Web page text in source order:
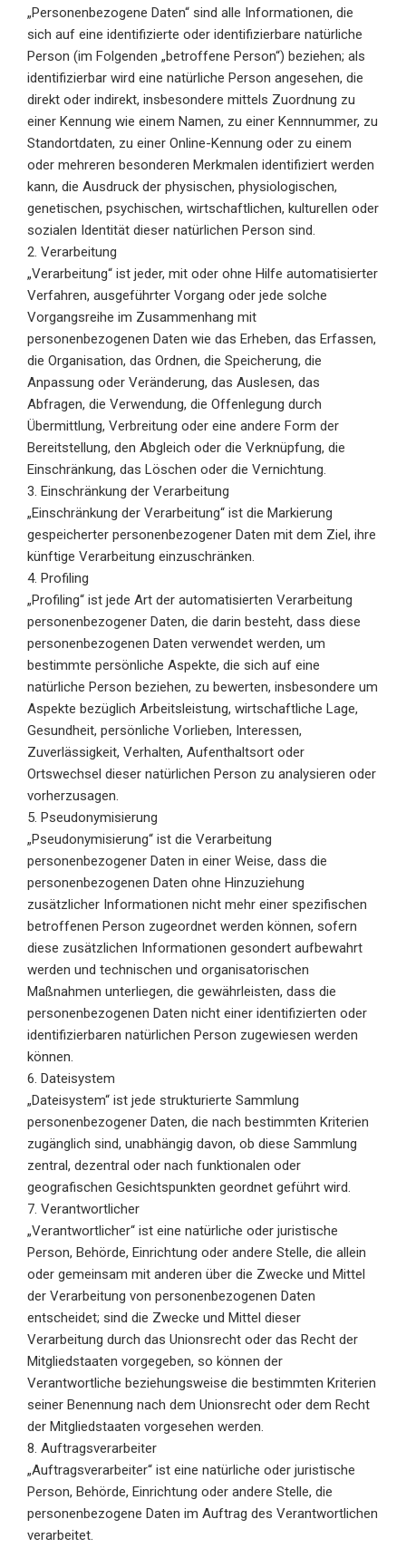
„Personenbezogene Daten“ sind alle Informationen, die
sich auf eine identifizierte oder identifizierbare natürliche
Person (im Folgenden „betroffene Person“) beziehen; als
identifizierbar wird eine natürliche Person angesehen, die
direkt oder indirekt, insbesondere mittels Zuordnung zu
einer Kennung wie einem Namen, zu einer Kennnummer, zu
Standortdaten, zu einer Online-Kennung oder zu einem
oder mehreren besonderen Merkmalen identifiziert werden
kann, die Ausdruck der physischen, physiologischen,
genetischen, psychischen, wirtschaftlichen, kulturellen oder
sozialen Identität dieser natürlichen Person sind.
2. Verarbeitung
„Verarbeitung“ ist jeder, mit oder ohne Hilfe automatisierter
Verfahren, ausgeführter Vorgang oder jede solche
Vorgangsreihe im Zusammenhang mit
personenbezogenen Daten wie das Erheben, das Erfassen,
die Organisation, das Ordnen, die Speicherung, die
Anpassung oder Veränderung, das Auslesen, das
Abfragen, die Verwendung, die Offenlegung durch
Übermittlung, Verbreitung oder eine andere Form der
Bereitstellung, den Abgleich oder die Verknüpfung, die
Einschränkung, das Löschen oder die Vernichtung.
3. Einschränkung der Verarbeitung
„Einschränkung der Verarbeitung“ ist die Markierung
gespeicherter personenbezogener Daten mit dem Ziel, ihre
künftige Verarbeitung einzuschränken.
4. Profiling
„Profiling“ ist jede Art der automatisierten Verarbeitung
personenbezogener Daten, die darin besteht, dass diese
personenbezogenen Daten verwendet werden, um
bestimmte persönliche Aspekte, die sich auf eine
natürliche Person beziehen, zu bewerten, insbesondere um
Aspekte bezüglich Arbeitsleistung, wirtschaftliche Lage,
Gesundheit, persönliche Vorlieben, Interessen,
Zuverlässigkeit, Verhalten, Aufenthaltsort oder
Ortswechsel dieser natürlichen Person zu analysieren oder
vorherzusagen.
5. Pseudonymisierung
„Pseudonymisierung“ ist die Verarbeitung
personenbezogener Daten in einer Weise, dass die
personenbezogenen Daten ohne Hinzuziehung
zusätzlicher Informationen nicht mehr einer spezifischen
betroffenen Person zugeordnet werden können, sofern
diese zusätzlichen Informationen gesondert aufbewahrt
werden und technischen und organisatorischen
Maßnahmen unterliegen, die gewährleisten, dass die
personenbezogenen Daten nicht einer identifizierten oder
identifizierbaren natürlichen Person zugewiesen werden
können.
6. Dateisystem
„Dateisystem“ ist jede strukturierte Sammlung
personenbezogener Daten, die nach bestimmten Kriterien
zugänglich sind, unabhängig davon, ob diese Sammlung
zentral, dezentral oder nach funktionalen oder
geografischen Gesichtspunkten geordnet geführt wird.
7. Verantwortlicher
„Verantwortlicher“ ist eine natürliche oder juristische
Person, Behörde, Einrichtung oder andere Stelle, die allein
oder gemeinsam mit anderen über die Zwecke und Mittel
der Verarbeitung von personenbezogenen Daten
entscheidet; sind die Zwecke und Mittel dieser
Verarbeitung durch das Unionsrecht oder das Recht der
Mitgliedstaaten vorgegeben, so können der
Verantwortliche beziehungsweise die bestimmten Kriterien
seiner Benennung nach dem Unionsrecht oder dem Recht
der Mitgliedstaaten vorgesehen werden.
8. Auftragsverarbeiter
„Auftragsverarbeiter“ ist eine natürliche oder juristische
Person, Behörde, Einrichtung oder andere Stelle, die
personenbezogene Daten im Auftrag des Verantwortlichen
verarbeitet.